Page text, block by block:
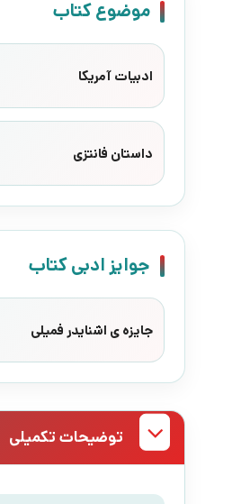
موضوع کتاب
ادبیات آمریکا
داستان فانتزی
جوایز ادبی کتاب
جایزه ی اشنایدر فمیلی
توضیحات تکمیلی